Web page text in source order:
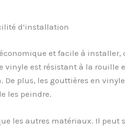
d’installation
et facile à
vinyle est résistant à la rouille
plus, les gouttières en
les peindre.
les autres matériaux. Il peut